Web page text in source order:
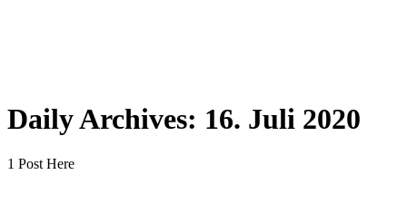
Daily Archives: 16. Juli 2020
1 Post Here